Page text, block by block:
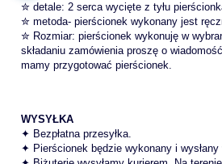
✮ detale: 2 serca wycięte z tyłu
✮ metoda- pierścionek wykonany jest
✮ Rozmiar: pierścionek wykonuję w
składaniu zamówienia proszę o
mamy przygotować pierścionek.
WYSYŁKA
✦ Bezpłatna przesyłka.
✦ Pierścionek będzie wykonany i wysłany